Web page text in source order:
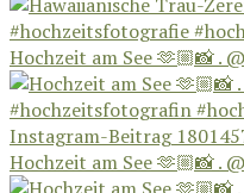
Hochzeit am See 🫶🏼📸 .
Instagram-Beitrag
Hochzeit am See 🫶🏼📸 .